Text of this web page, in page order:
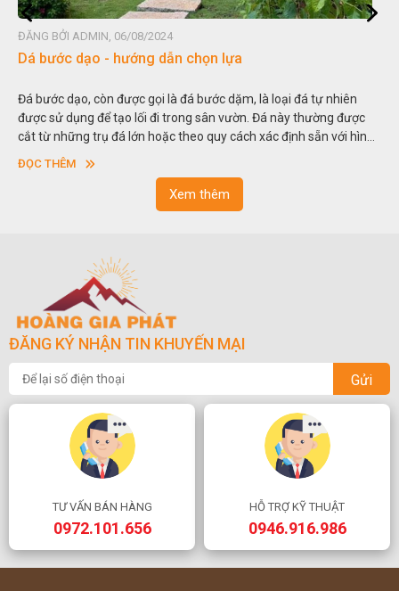
tự nhiên
được
sẵn với hình
ĐĂNG BỞI ADMIN, 06/08/2024
Đá non bộ - cách lựa chọn non bộ đẹp
Hòn non bộ được biết đến là một nghệ thuật xây
thu nhỏ, đưa mô hình những ngọn núi to lớn ngoài
trong các vườn cảnh. Hay nói một cách khác, người
Xem thêm
ĐĂNG KÝ NHẬN TIN KHUYẾN MẠI
Gửi
TƯ VẤN BÁN HÀNG
0972.101.656
HỖ TRỢ KỸ THUẬT
0946.916.986